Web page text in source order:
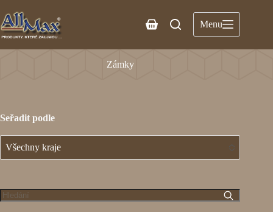
Menu
Zámky
Seřadit podle
Všechny kraje